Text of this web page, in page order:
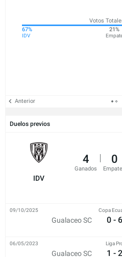
Votos
67%
IDV
21%
Anterior
Duelos previos
IDV
4
Ganados
0
Gualaceo SC
Copa
0 - 6
09/10/2025
Gualaceo SC
Liga
1 - 2
06/05/2023